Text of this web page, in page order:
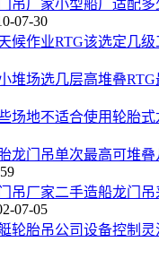
吊厂家小型船厂适配
07-30
候作业RTG该选定几级
堆场选几层高堆叠
场地不适合使用轮胎式
龙门吊单次最高可堆
吊厂家二手造船龙门
07-05
轮胎吊公司设备控制灵